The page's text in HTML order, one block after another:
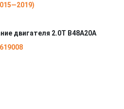
двигателя 2.0T B48A20A